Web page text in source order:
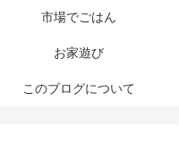
市場でごはん
お家遊び
このブログについて